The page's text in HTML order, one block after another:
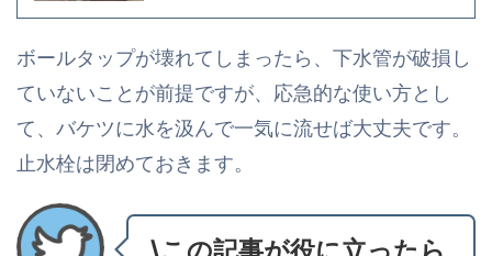
ボールタップが壊れてしまったら、下水管が破損し
ていないことが前提ですが、応急的な使い方とし
て、バケツに水を汲んで一気に流せば大丈夫です。
止水栓は閉めておきます。
\この記事が役に立ったら